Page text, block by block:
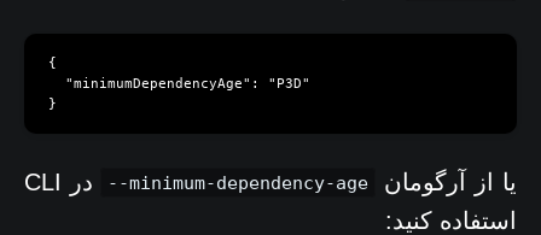
{
  "minimumDependencyAge": "P3D"
}
یا از آرگومان --minimum-dependency-age
در CLI
استفاده کنید: